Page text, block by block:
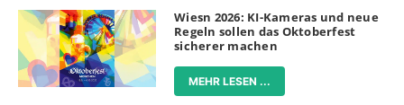
Wiesn 2026: KI-Kameras und neue
Regeln sollen das Oktoberfest
sicherer machen
MEHR LESEN ...